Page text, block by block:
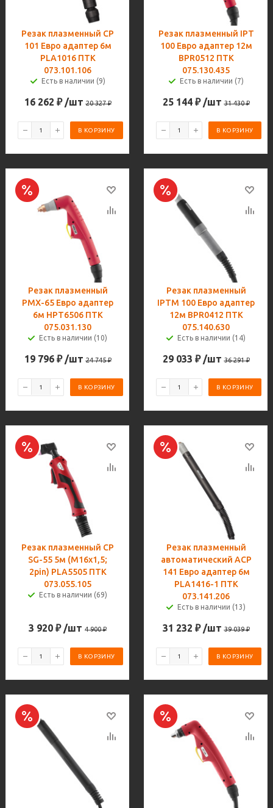
Резак плазменный CP
101 Евро адаптер 6м
PLA1016 ПТК
073.101.106
Есть в наличии (9)
16 262 ₽ /шт 20 327₽
В КОРЗИНУ
Резак плазменный IPT
100 Евро адаптер 12м
BPR0512 ПТК
075.130.435
Есть в наличии (7)
25 144₽ /шт 31 430₽
В КОРЗИНУ
Резак плазменный
PMX-65 Евро адаптер
6м HPT6506 ПТК
075.031.130
Есть в наличии (10)
19 796₽ /шт 24 745₽
В КОРЗИНУ
Резак плазменный
IPTM 100 Евро адаптер
12м BPR0412 ПТК
075.140.630
Есть в наличии (14)
29 033 ₽ /шт 36 291₽
В КОРЗИНУ
Резак плазменный CP
SG-55 5м (M16х1,5;
2pin) PLA5505 ПТК
073.055.105
Есть в наличии (69)
3 920 ₽ /шт 4 900₽
В КОРЗИНУ
Резак плазменный
автоматический ACP
141 Евро адаптер 6м
PLA1416-1 ПТК
073.141.206
Есть в наличии (13)
31 232 ₽ /шт 39 039₽
В КОРЗИНУ